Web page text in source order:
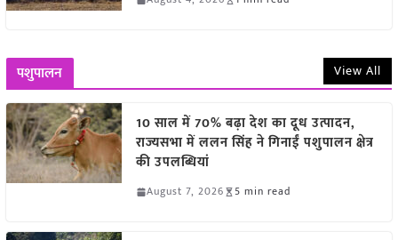
पशुपालन View All
10 साल में 70% बढ़ा देश का दूध उत्पादन,
राज्यसभा में ललन सिंह ने गिनाईं पशुपालन क्षेत्र
की उपलब्धियां
August 7, 2026 5 min read